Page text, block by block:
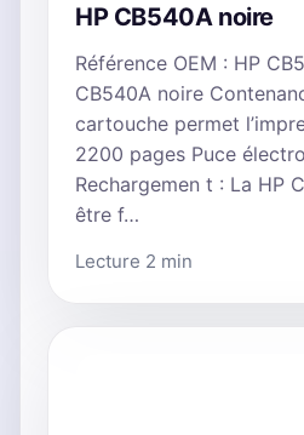
HP CB540A noire
Référence OEM : HP
CB540A noire
cartouche permet
2200 pages Puce
Rechargemen t : La HP
être f…
Lecture 2 min